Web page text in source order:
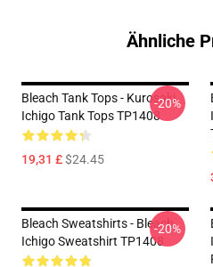
Ähnliche
Bleach Tank Tops - Kurosaki
Ichigo Tank Tops TP1408
19,31 £$24.45
-20%
Bleach Sweatshirts - Bleach
Ichigo Sweatshirt TP1408
-20%